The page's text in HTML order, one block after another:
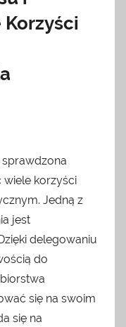
Korzyści
wiele korzyści
Jedną z
jest
delegowaniu
do
się na swoim
się na